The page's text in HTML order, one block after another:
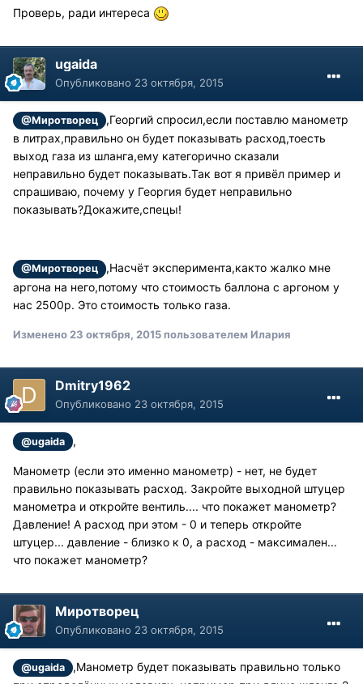
Проверь, ради интереса
ugaida
Опубликовано 23 октября, 2015
@Миротворец
,Георгий спросил,если поставлю манометр
в литрах,правильно он будет показывать расход,тоесть
выход газа из шланга,ему категорично сказали
неправильно будет показывать.Так вот я привёл пример и
спрашиваю, почему у Георгия будет неправильно
показывать?Докажите,спецы!
@Миротворец
,Насчёт эксперимента,както жалко мне
аргона на него,потому что стоимость баллона с аргоном у
нас 2500р. Это стоимость только газа.
Изменено 23 октября, 2015пользователем Илария
Dmitry1962
Опубликовано 23 октября, 2015
@ugaida ,
Манометр (если это именно манометр) - нет, не будет
правильно показывать расход. Закройте выходной штуцер
манометра и откройте вентиль.... что покажет манометр?
Давление! А расход при этом - 0 и теперь откройте
штуцер... давление - близко к 0, а расход - максимален...
что покажет манометр?
Миротворец
Опубликовано 23 октября, 2015
@ugaida
,Манометр будет показывать правильно только